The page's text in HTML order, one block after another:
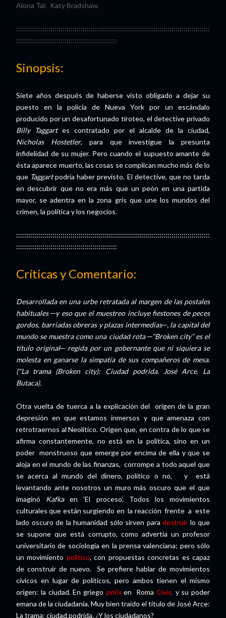
Alona Tal: Katy Bradshaw.
::::::::::::::::::::::::::::::::::::::::::::::::::::::::::::::::::::::::::::::::::::::::::::::::
::::::::::::::::::::::::::::::::::::::::::::::::::
Sinopsis:
Siete años después de haberse visto obligado a dejar su
puesto en la policía de Nueva York por un escándalo
producido por un desafortunado tiroteo, el detective privado
Billy Taggart es contratado por el alcalde de la ciudad,
Nicholas Hostetler, para que investigue la presunta
infidelidad de su mujer. Pero cuando el supuesto amante de
ésta aparece muerto, las cosas se complican mucho más de lo
que Taggartpodría haber previsto. El detective, que no tarda
en descubrir que no era más que un peón en una partida
mayor, se adentra en la zona gris que une los mundos del
crimen, la política y los negocios.
::::::::::::::::::::::::::::::::::::::::::::::::::::::::::::::::::::::::::::::::::::::::::::::::
::::::::::::::::::::::::::::::::::::::::::::::::::
Críticas y Comentario:
Desarrollada en una urbe retratada al margen de las postales
habituales ─y eso que el muestreo incluye fiestones de peces
gordos, barriadas obreras y plazas intermedias─, la capital del
mundo se muestra como una ciudad rota ─“Broken city” es el
título original─ regida por un gobernante que ni siquiera se
molesta en ganarse la simpatía de sus compañeros de mesa.
("La trama (Broken city): Ciudad podrida. José Arce. La
Butaca).
Otra vuelta de tuerca a la explicación del origen de la gran
depresión en que estamos inmersos y que amenaza con
retrotraernos al Neolítico. Origen que, en contra de lo que se
afirma constantemente, no está en la política, sino en un
poder monstruoso que emerge por encima de ella y que se
aloja en el mundo de las finanzas, corrompe a todo aquel que
se acerca al mundo del dinero, político o no, y está
levantando ante nosotros un muro más oscuro que el que
imaginó Kafkaen 'El proceso'. Todos los movimientos
culturales que están surgiendo en la reacción frente a este
lado oscuro de la humanidad sólo sirven para destruir lo que
se supone que está corrupto, como advertía un profesor
universitario de sociología en la prensa valenciana; pero sólo
un movimiento político, con propuestas concretas es capaz
de construir de nuevo. Se prefiere hablar de movimientos
cívicos en lugar de políticos, pero ambos tienen el mismo
origen: la ciudad. En griego polis en Roma Civis, y su poder
emana de la ciudadanía. Muy bien traído el título de José Arce:
La trama: ciudad podrida. ¿Y los ciudadanos?